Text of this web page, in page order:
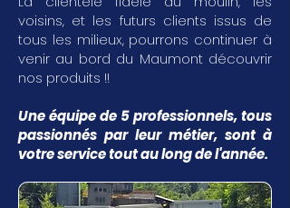
voisins, et les futurs clients issus de
tous les milieux, pourrons continuer à
venir au bord du Maumont découvrir
nos produits !!
Une équipe de 5 professionnels, tous
passionnés par leur métier, sont à
votre service tout au long de l'année.